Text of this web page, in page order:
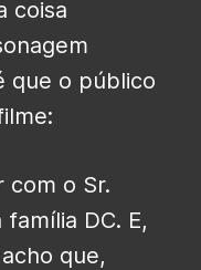
coisa
que o público
com o Sr.
DC. E,
que,